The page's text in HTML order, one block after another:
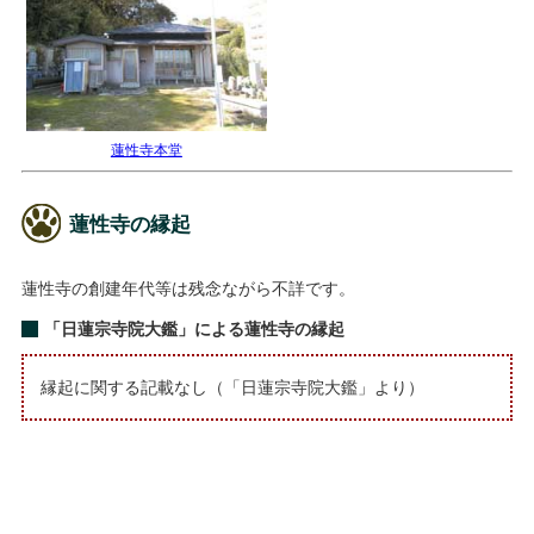
蓮性寺本堂
蓮性寺の縁起
蓮性寺の創建年代等は残念ながら不詳です。
「日蓮宗寺院大鑑」による蓮性寺の縁起
縁起に関する記載なし（「日蓮宗寺院大鑑」より）